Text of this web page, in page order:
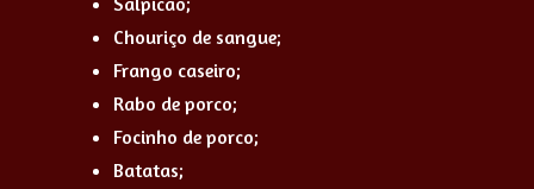
Chouriço de sangue;
Frango caseiro;
Rabo de porco;
Focinho de porco;
Batatas;